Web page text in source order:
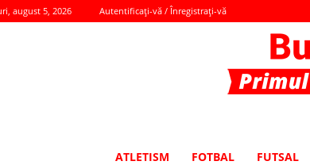
august 5, 2026 Autentificați-vă / Înregistrați-vă
ATLETISM FOTBAL FUTSAL